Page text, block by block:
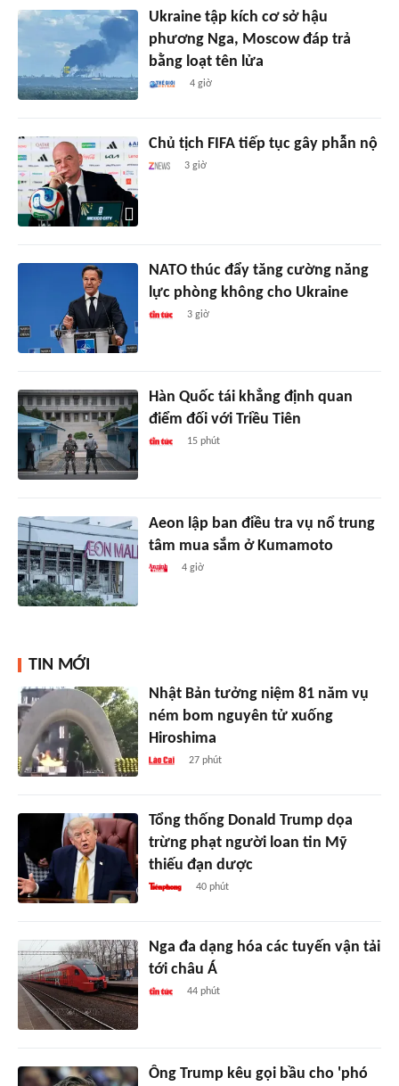
Ukraine tập kích cơ sở hậu
phương Nga, Moscow đáp trả
bằng loạt tên lửa
4 giờ
Chủ tịch FIFA tiếp tục gây phẫn nộ
3 giờ
NATO thúc đẩy tăng cường năng
lực phòng không cho Ukraine
3 giờ
Hàn Quốc tái khẳng định quan
điểm đối với Triều Tiên
15 phút
Aeon lập ban điều tra vụ nổ trung
tâm mua sắm ở Kumamoto
4 giờ
TIN MỚI
Nhật Bản tưởng niệm 81 năm vụ
ném bom nguyên tử xuống
Hiroshima
27 phút
Tổng thống Donald Trump dọa
trừng phạt người loan tin Mỹ
thiếu đạn dược
40 phút
Nga đa dạng hóa các tuyến vận tải
tới châu Á
44 phút
Ông Trump kêu gọi bầu cho 'phó